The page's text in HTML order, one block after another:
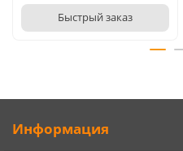
Быстрый заказ
Информация